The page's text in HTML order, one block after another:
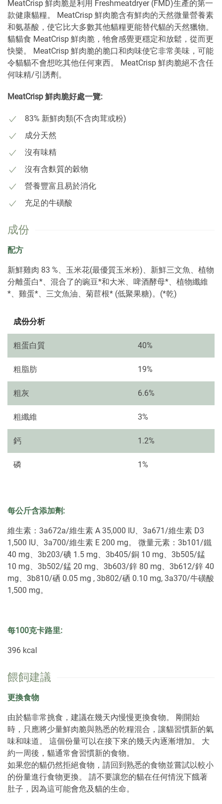
MeatCrisp 鮮肉脆是利用 Freshmeatdryer (FMD)生產的第一
款健康貓糧。 MeatCrisp 鮮肉脆含有鮮肉的天然微量營養素
和氨基酸，使它比大多數其他貓糧更能替代貓的天然獵物。
貓貓食 MeatCrisp 鮮肉脆，牠會感覺更穩定和放鬆，從而更
快樂。 MeatCrisp 鮮肉脆的脆口和肉味使它非常美味，可能
令貓貓不會想吃其他任何東西。 MeatCrisp 鮮肉脆絕不含任
何味精/引誘劑。
MeatCrisp 鮮肉脆好處一覽:
83% 新鮮肉類(不含肉茸或粉)
成分天然
沒有味精
沒有含麩質的穀物
營養豐富且易於消化
充足的牛磺酸
成份
配方
新鮮雞肉 83 %、玉米花(最優質玉米粉)、新鮮三文魚、植物
分離蛋白*、混合了的豌豆*和大米、啤酒酵母*、植物纖維
*、雞蛋*、三文魚油、菊苣根* (低聚果糖)。(*乾)
成份分析
粗蛋白質 40%
粗脂肪 19%
粗灰 6.6%
粗纖維 3%
鈣 1.2%
磷 1%
每公斤含添加劑:
維生素：3a672a/維生素 A 35,000 IU、3a671/維生素 D3
1,500 IU、3a700/維生素 E 200 mg。 微量元素：3b101/鐵
40 mg、3b203/碘 1.5 mg、3b405/銅 10 mg、3b505/錳
10 mg、3b502/錳 20 mg、3b603/鋅 80 mg、3b612/鋅 40
mg、3b810/硒 0.05 mg , 3b802/硒 0.10 mg, 3a370/牛磺酸
1,500 mg。
每100克卡路里:
396 kcal
餵飼建議
更換食物
由於貓非常挑食，建議在幾天內慢慢更換食物。 剛開始
時，只應將少量鮮肉脆與熟悉的乾糧混合，讓貓習慣新的氣
味和味道。 這個份量可以在接下來的幾天內逐漸增加。 大
約一周後，貓通常會習慣新的食物。
如果您的貓仍然拒絕食物，請回到熟悉的食物並嘗試以較小
的份量進行食物更換。 請不要讓您的貓在任何情況下餓著
肚子，因為這可能會危及貓的生命。